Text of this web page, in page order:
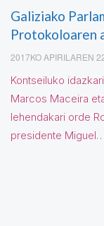
Galiziako
Protokoloaren
2017KO APIRILAREN
Kontseiluko
Marcos Maceira
lehendakari orde
presidente Miguel…